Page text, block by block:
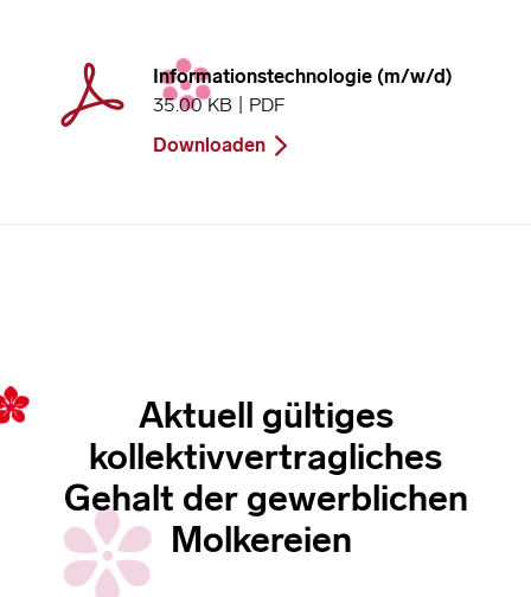
Informationstechnologie (m/w/d)
35.00 KB | PDF
Downloaden
Aktuell gültiges
kollektivvertragliches
Gehalt der gewerblichen
Molkereien